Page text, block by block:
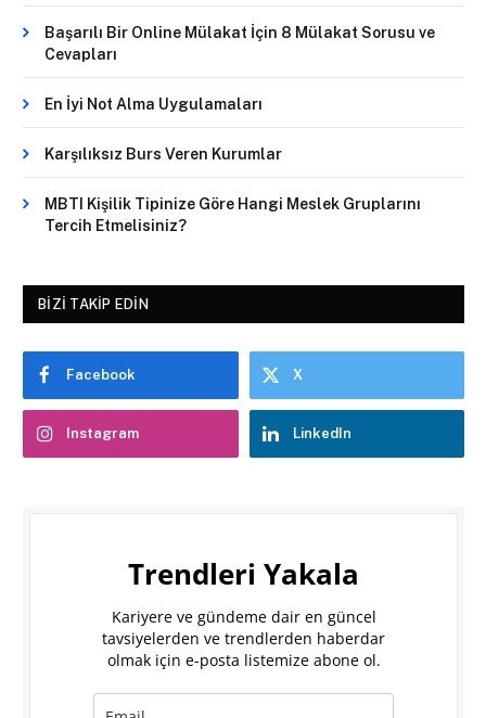
Başarılı Bir Online Mülakat İçin 8 Mülakat Sorusu ve
Cevapları
En İyi Not Alma Uygulamaları
Karşılıksız Burs Veren Kurumlar
MBTI Kişilik Tipinize Göre Hangi Meslek Gruplarını
Tercih Etmelisiniz?
BIZI TAKIP EDIN
Facebook X
Instagram LinkedIn
Trendleri Yakala
Kariyere ve gündeme dair en güncel
tavsiyelerden ve trendlerden haberdar
olmak için e-posta listemize abone ol.